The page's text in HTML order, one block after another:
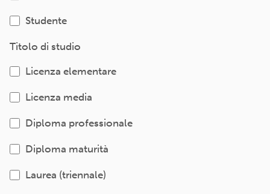
Studente
Titolo di studio
Licenza elementare
Licenza media
Diploma professionale
Diploma maturità
Laurea (triennale)